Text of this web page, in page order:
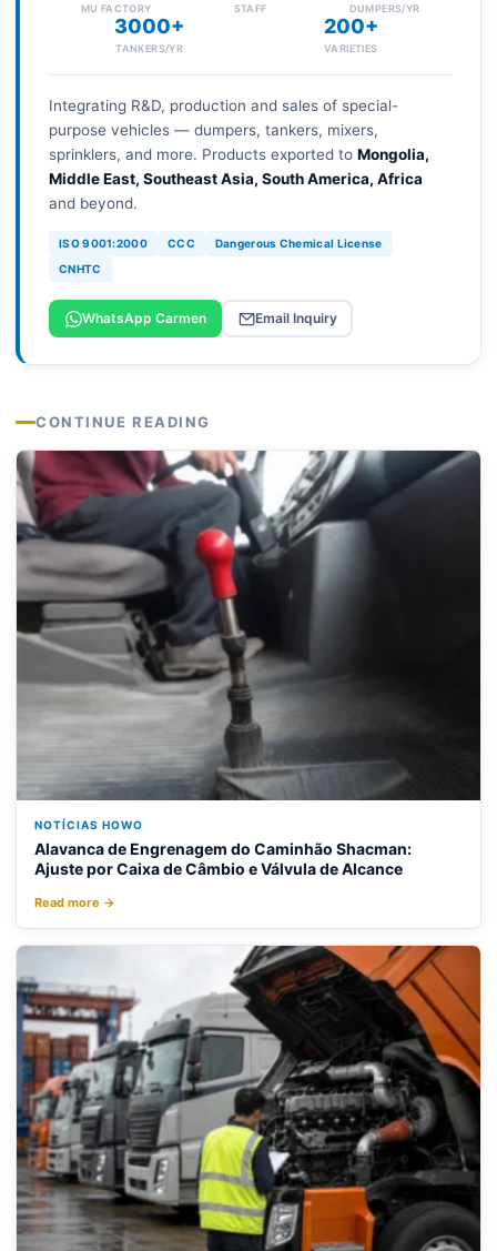
MU FACTORY STAFF DUMPERS/YR
3000+
TANKERS/YR
200+
VARIETIES
Integrating R&D, production and sales of special-
purpose vehicles — dumpers, tankers, mixers,
sprinklers, and more. Products exported to Mongolia,
Middle East, Southeast Asia, South America, Africa
and beyond.
ISO 9001:2000 CCC
Dangerous Chemical License
CNHTC
WhatsApp Carmen Email Inquiry
CONTINUE READING
NOTÍCIAS HOWO
Alavanca de Engrenagem do Caminhão Shacman:
Ajuste por Caixa de Câmbio e Válvula de Alcance
Read more →